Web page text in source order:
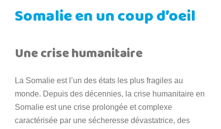
Somalie en un coup d’oeil
Une crise humanitaire
La Somalie est l’un des états les plus fragiles au
monde. Depuis des décennies, la crise humanitaire en
Somalie est une crise prolongée et complexe
caractérisée par une sécheresse dévastatrice, des